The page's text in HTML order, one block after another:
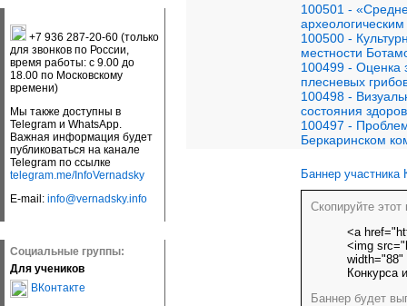
+7 936 287-20-60 (только
для звонков по России,
время работы: с 9.00 до
18.00 по Московскому
времени)
Мы также доступны в
Telegram и WhatsApp.
Важная информация будет
публиковаться на канале
Telegram по ссылке
telegram.me/InfoVernadsky
E-mail: info@vernadsky.info
Социальные группы:
Для учеников
ВКонтакте
100501 -
100500 -
местности
100499 - Оценка
плесневых
100498 -
состояния
100497 -
Беркаринском
Баннер участника
Скопируйте
<a
<img
width="88"
Конкурса
Баннер будет